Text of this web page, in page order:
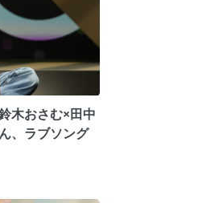
木おさむ×田中
、ラブソング